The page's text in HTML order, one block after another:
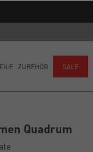
ZUBEHÖR SALE
Quadrum